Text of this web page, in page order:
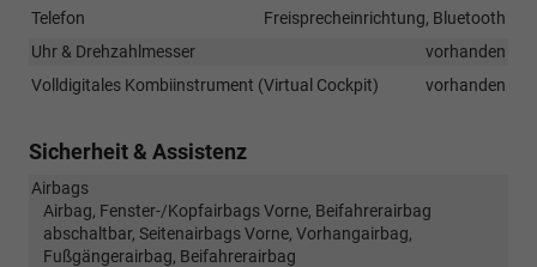
Telefon
Freisprecheinrichtung, Bluetooth
Uhr & Drehzahlmesser
vorhanden
Volldigitales Kombiinstrument (Virtual Cockpit)
vorhanden
Sicherheit & Assistenz
Airbags
Airbag, Fenster-/Kopfairbags Vorne, Beifahrerairbag
abschaltbar, Seitenairbags Vorne, Vorhangairbag,
Fußgängerairbag, Beifahrerairbag